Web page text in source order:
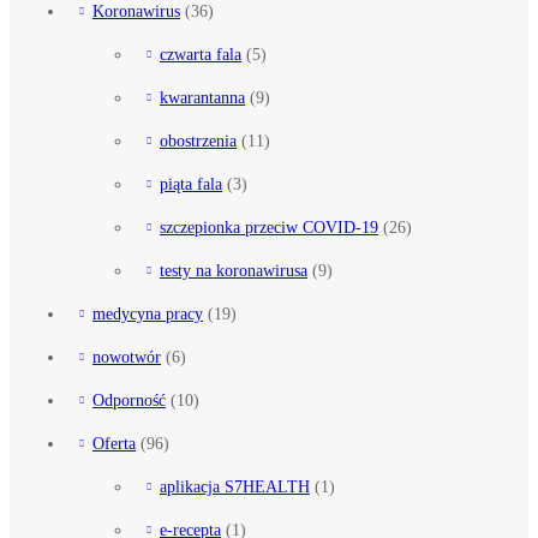
Koronawirus (36)
czwarta fala (5)
kwarantanna (9)
obostrzenia (11)
piąta fala (3)
szczepionka przeciw COVID-19 (26)
testy na koronawirusa (9)
medycyna pracy (19)
nowotwór (6)
Odporność (10)
Oferta (96)
aplikacja S7HEALTH (1)
e-recepta (1)